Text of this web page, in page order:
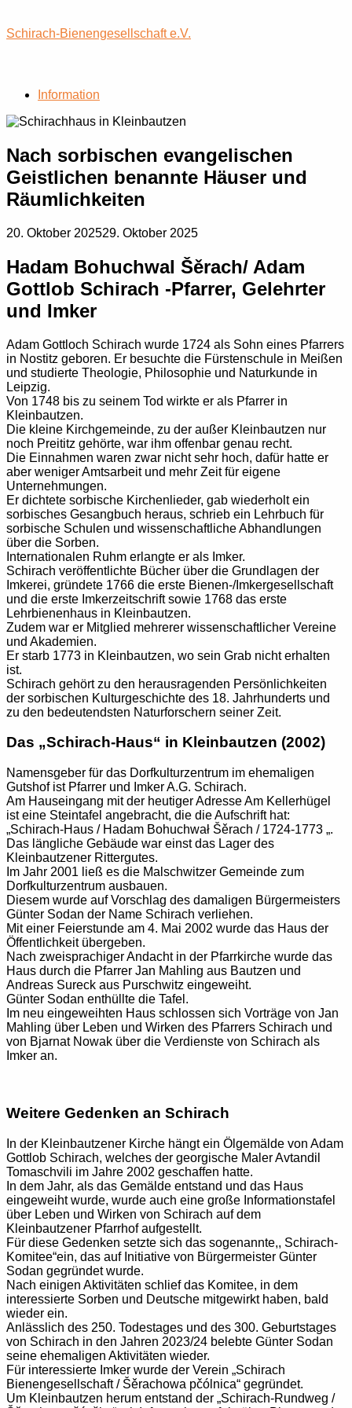
to
content
Schirach-Bienengesellschaft e.V.
Information
Nach sorbischen evangelischen
Geistlichen benannte Häuser und
Räumlichkeiten
20. Oktober 202529. Oktober 2025
Hadam Bohuchwal Šěrach/ Adam
Gottlob Schirach -Pfarrer, Gelehrter
und Imker
Adam Gottloch Schirach wurde 1724 als Sohn eines Pfarrers
in Nostitz geboren. Er besuchte die Fürstenschule in Meißen
und studierte Theologie, Philosophie und Naturkunde in
Leipzig.
Von 1748 bis zu seinem Tod wirkte er als Pfarrer in
Kleinbautzen.
Die kleine Kirchgemeinde, zu der außer Kleinbautzen nur
noch Preititz gehörte, war ihm offenbar genau recht.
Die Einnahmen waren zwar nicht sehr hoch, dafür hatte er
aber weniger Amtsarbeit und mehr Zeit für eigene
Unternehmungen.
Er dichtete sorbische Kirchenlieder, gab wiederholt ein
sorbisches Gesangbuch heraus, schrieb ein Lehrbuch für
sorbische Schulen und wissenschaftliche Abhandlungen
über die Sorben.
Internationalen Ruhm erlangte er als Imker.
Schirach veröffentlichte Bücher über die Grundlagen der
Imkerei, gründete 1766 die erste Bienen-/Imkergesellschaft
und die erste Imkerzeitschrift sowie 1768 das erste
Lehrbienenhaus in Kleinbautzen.
Zudem war er Mitglied mehrerer wissenschaftlicher Vereine
und Akademien.
Er starb 1773 in Kleinbautzen, wo sein Grab nicht erhalten
ist.
Schirach gehört zu den herausragenden Persönlichkeiten
der sorbischen Kulturgeschichte des 18. Jahrhunderts und
zu den bedeutendsten Naturforschern seiner Zeit.
Das „Schirach-Haus“ in Kleinbautzen (2002)
Namensgeber für das Dorfkulturzentrum im ehemaligen
Gutshof ist Pfarrer und Imker A.G. Schirach.
Am Hauseingang mit der heutiger Adresse Am Kellerhügel
ist eine Steintafel angebracht, die die Aufschrift hat:
„Schirach-Haus / Hadam Bohuchwał Šěrach / 1724-1773 „.
Das längliche Gebäude war einst das Lager des
Kleinbautzener Rittergutes.
Im Jahr 2001 ließ es die Malschwitzer Gemeinde zum
Dorfkulturzentrum ausbauen.
Diesem wurde auf Vorschlag des damaligen Bürgermeisters
Günter Sodan der Name Schirach verliehen.
Mit einer Feierstunde am 4. Mai 2002 wurde das Haus der
Öffentlichkeit übergeben.
Nach zweisprachiger Andacht in der Pfarrkirche wurde das
Haus durch die Pfarrer Jan Mahling aus Bautzen und
Andreas Sureck aus Purschwitz eingeweiht.
Günter Sodan enthüllte die Tafel.
Im neu eingeweihten Haus schlossen sich Vorträge von Jan
Mahling über Leben und Wirken des Pfarrers Schirach und
von Bjarnat Nowak über die Verdienste von Schirach als
Imker an.
Weitere Gedenken an Schirach
In der Kleinbautzener Kirche hängt ein Ölgemälde von Adam
Gottlob Schirach, welches der georgische Maler Avtandil
Tomaschvili im Jahre 2002 geschaffen hatte.
In dem Jahr, als das Gemälde entstand und das Haus
eingeweiht wurde, wurde auch eine große Informationstafel
über Leben und Wirken von Schirach auf dem
Kleinbautzener Pfarrhof aufgestellt.
Für diese Gedenken setzte sich das sogenannte,, Schirach-
Komitee“ein, das auf Initiative von Bürgermeister Günter
Sodan gegründet wurde.
Nach einigen Aktivitäten schlief das Komitee, in dem
interessierte Sorben und Deutsche mitgewirkt haben, bald
wieder ein.
Anlässlich des 250. Todestages und des 300. Geburtstages
von Schirach in den Jahren 2023/24 belebte Günter Sodan
seine ehemaligen Aktivitäten wieder.
Für interessierte Imker wurde der Verein „Schirach
Bienengesellschaft / Šěrachowa pčólnica“ gegründet.
Um Kleinbautzen herum entstand der „Schirach-Rundweg /